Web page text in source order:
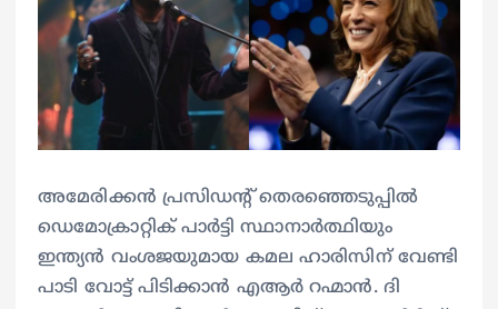
അമേരിക്കൻ പ്രസിഡൻ്റ് തെരഞ്ഞെടുപ്പിൽ
ഡെമോക്രാറ്റിക് പാർട്ടി സ്ഥാനാർത്ഥിയും
ഇന്ത്യൻ വംശജയുമായ കമല ഹാരിസിന് വേണ്ടി
പാടി വോട്ട് പിടിക്കാൻ എആർ റഹ്മാൻ. ദി